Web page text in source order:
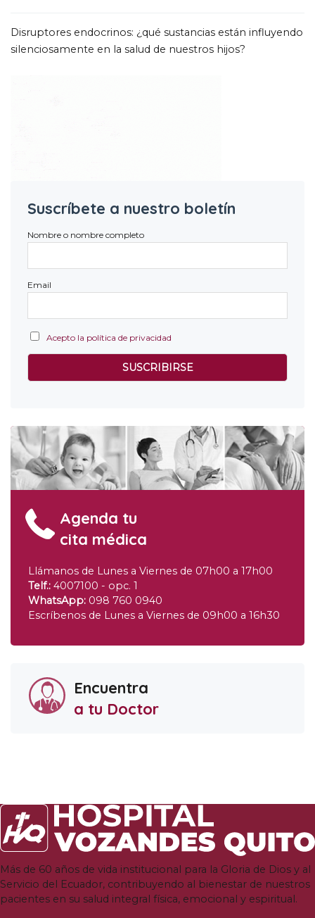
Disruptores endocrinos: ¿qué sustancias están influyendo
silenciosamente en la salud de nuestros hijos?
Suscríbete a nuestro boletín
Nombre o nombre completo
Email
Acepto la política de privacidad
Agenda tu
cita médica
Llámanos de Lunes a Viernes de 07h00 a 17h00
Telf.: 4007100 - opc. 1
WhatsApp: 098 760 0940
Escríbenos de Lunes a Viernes de 09h00 a 16h30
Encuentra
a tu Doctor
Más de 60 años de vida institucional para la Gloria de Dios y al
Servicio del Ecuador, contribuyendo al bienestar de nuestros
pacientes en su salud integral física, emocional y espiritual.